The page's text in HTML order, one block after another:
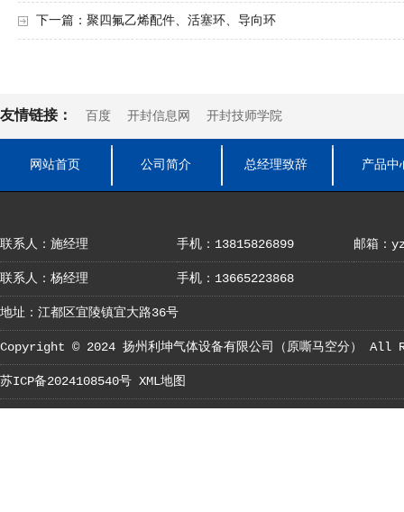
下一篇： 聚四氟乙烯配件、活塞环、导向环
友情链接： 百度 开封信息网 开封技师学院
网站首页 公司简介 总经理致辞 产品中
联系人：施经理 手机：13815826899 邮箱：
联系人：杨经理 手机：13665223868
地址：江都区宜陵镇宜大路36号
Copyright © 2024 扬州利坤气体设备有限公司（原嘶马空分） All
苏ICP备2024108540号 XML地图